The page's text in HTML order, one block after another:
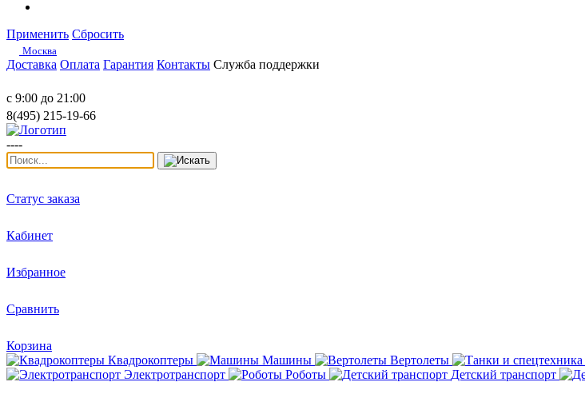
Применить Сбросить
Москва
Доставка Оплата Гарантия Контакты Служба поддержки
с 9:00 до 21:00
8(495) 215-19-66
----
Статус заказа
Кабинет
Избранное
Сравнить
Корзина
Квадрокоптеры
Машины Вертолеты
Электротранспорт
Роботы Детский транспорт